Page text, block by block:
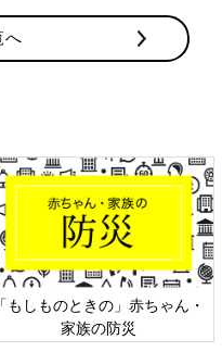
所麻酔×2 （２）硬膜外麻
んくらいよね、という痛
なってしまう。（２）は
隔でくる陣痛はやや痛い。
んここらへんから普通は痛
へ
「もしものときの」赤ちゃん・
家族の防災